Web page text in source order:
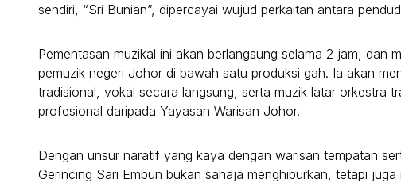
sendiri, “Sri Bunian”, dipercayai wujud perkaitan antara
Pementasan muzikal ini akan berlangsung selama 2 jam, dan
pemuzik negeri Johor di bawah satu produksi gah. Ia akan
tradisional, vokal secara langsung, serta muzik latar orkestra
profesional daripada Yayasan Warisan Johor.
Dengan unsur naratif yang kaya dengan warisan tempatan
Gerincing Sari Embun bukan sahaja menghiburkan, tetapi